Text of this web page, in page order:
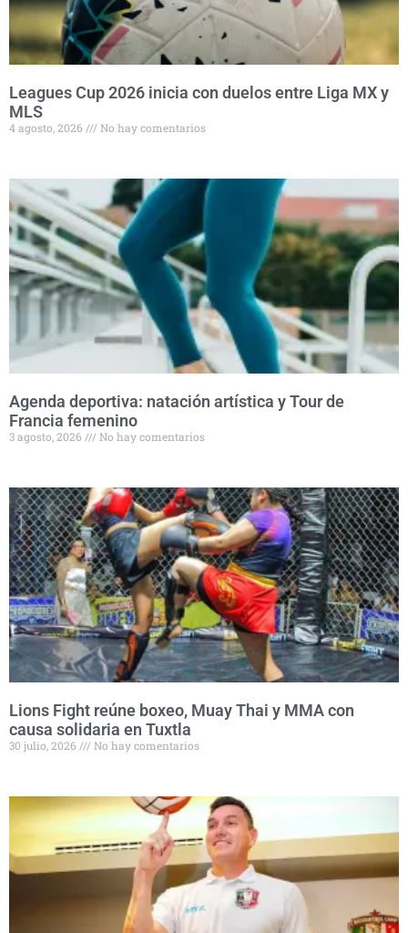
Leagues Cup 2026 inicia con duelos entre Liga MX y
MLS
4 agosto, 2026 No hay comentarios
Agenda deportiva: natación artística y Tour de
Francia femenino
3 agosto, 2026 No hay comentarios
Lions Fight reúne boxeo, Muay Thai y MMA con
causa solidaria en Tuxtla
30 julio, 2026 No hay comentarios